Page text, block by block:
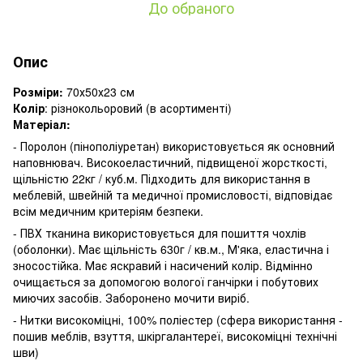
До обраного
Опис
Розміри: 70х50х23 см
Колір: різнокольоровий (в асортименті)
Матеріал:
- Поролон (пінополіуретан) використовується як основний
наповнювач. Високоеластичний, підвищеної жорсткості,
щільністю 22кг / куб.м. Підходить для використання в
меблевій, швейній та медичної промисловості, відповідає
всім медичним критеріям безпеки.
- ПВХ тканина використовується для пошиття чохлів
(оболонки). Має щільність 630г / кв.м., М'яка, еластична і
зносостійка. Має яскравий і насичений колір. Відмінно
очищається за допомогою вологої ганчірки і побутових
миючих засобів. Заборонено мочити виріб.
- Нитки високоміцні, 100% поліестер (сфера використання -
пошив меблів, взуття, шкіргалантереї, високоміцні технічні
шви)